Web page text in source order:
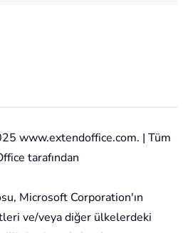
www.extendoffice.com. | Tüm
tarafından
Microsoft Corporation'ın
ve/veya diğer ülkelerdeki